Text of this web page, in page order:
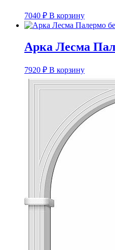
7040 ₽ В корзину
Арка Лесма
7920 ₽ В корзину